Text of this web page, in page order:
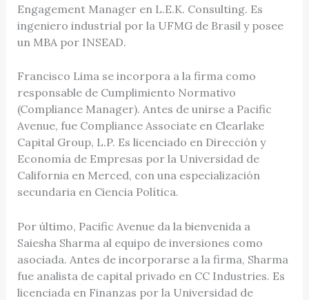
Engagement Manager en L.E.K. Consulting. Es
ingeniero industrial por la UFMG de Brasil y posee
un MBA por INSEAD.
Francisco Lima se incorpora a la firma como
responsable de Cumplimiento Normativo
(Compliance Manager). Antes de unirse a Pacific
Avenue, fue Compliance Associate en Clearlake
Capital Group, L.P. Es licenciado en Dirección y
Economía de Empresas por la Universidad de
California en Merced, con una especialización
secundaria en Ciencia Política.
Por último, Pacific Avenue da la bienvenida a
Saiesha Sharma al equipo de inversiones como
asociada. Antes de incorporarse a la firma, Sharma
fue analista de capital privado en CC Industries. Es
licenciada en Finanzas por la Universidad de